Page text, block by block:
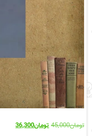
تومان45,000 قیمت
تومان36,300قیمت